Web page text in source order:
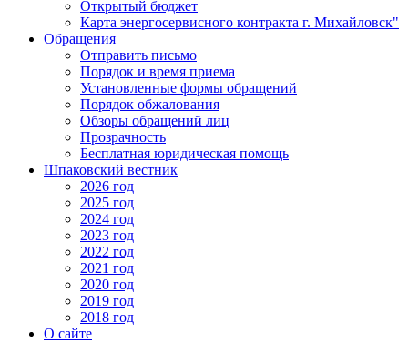
Открытый бюджет
Карта энергосервисного контракта г. Михайловск"
Обращения
Отправить письмо
Порядок и время приема
Установленные формы обращений
Порядок обжалования
Обзоры обращений лиц
Прозрачность
Бесплатная юридическая помощь
Шпаковский вестник
2026 год
2025 год
2024 год
2023 год
2022 год
2021 год
2020 год
2019 год
2018 год
О сайте